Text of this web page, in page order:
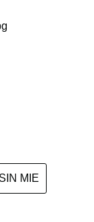
MIE